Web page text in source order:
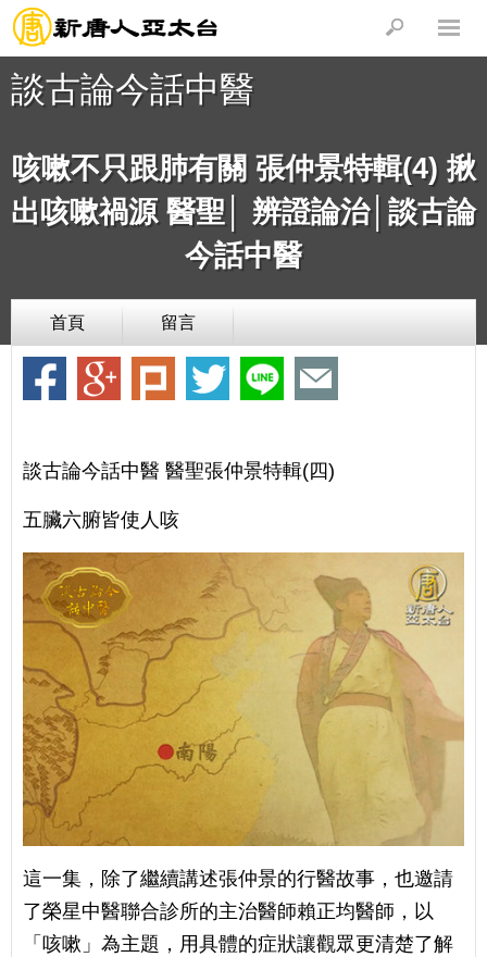
談古論今話中醫
咳嗽不只跟肺有關 張仲景特輯(4) 揪
出咳嗽禍源 醫聖│ 辨證論治│談古論
今話中醫
首頁 留言
談古論今話中醫 醫聖張仲景特輯(四)
五臟六腑皆使人咳
這一集，除了繼續講述張仲景的行醫故事，也邀請
了榮星中醫聯合診所的主治醫師賴正均醫師，以
「咳嗽」為主題，用具體的症狀讓觀眾更清楚了解